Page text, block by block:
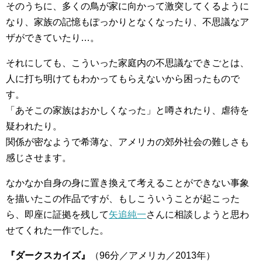
そのうちに、多くの鳥が家に向かって激突してくるように
なり、家族の記憶もぽっかりとなくなったり、不思議なア
ザができていたり…。
それにしても、こういった家庭内の不思議なできごとは、
人に打ち明けてもわかってもらえないから困ったもので
す。
「あそこの家族はおかしくなった」と噂されたり、虐待を
疑われたり。
関係が密なようで希薄な、アメリカの郊外社会の難しさも
感じさせます。
なかなか自身の身に置き換えて考えることができない事象
を描いたこの作品ですが、もしこういうことが起こった
ら、即座に証拠を残して矢追純一さんに相談しようと思わ
せてくれた一作でした。
『ダークスカイズ』
（96分／アメリカ／2013年）